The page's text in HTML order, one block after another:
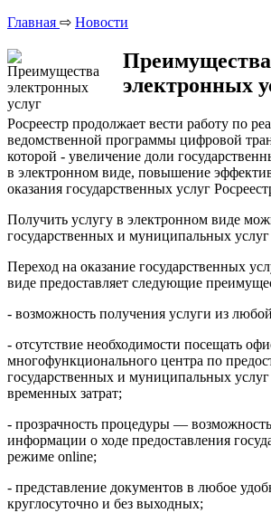
Главная ⇨ Новости
Преимущества
электронных
Росреестр продолжает вести работу по
ведомственной программы цифровой
которой - увеличение доли
в электронном виде, повышение
оказания государственных услуг
Получить услугу в электронном виде
государственных и муниципальных
Переход на оказание государственных
виде предоставляет следующие
- возможность получения услуги из
- отсутствие необходимости посещать
многофункционального центра по
государственных и муниципальных
временных затрат;
- прозрачность процедуры —
информации о ходе предоставления
режиме online;
- представление документов в любое
круглосуточно и без выходных;